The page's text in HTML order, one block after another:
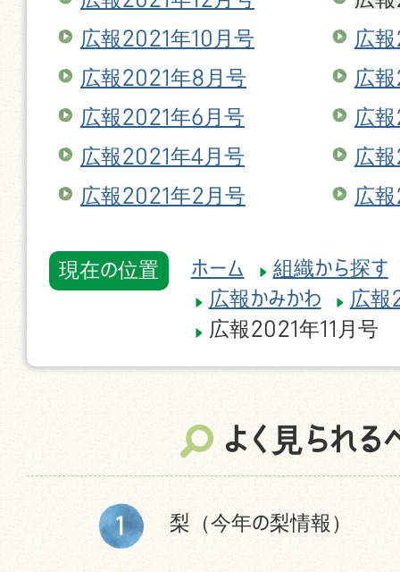
広報2021年10月号
広
広報2021年8月号
広
広報2021年6月号
広
広報2021年4月号
広
広報2021年2月号
広
現在の位置 ホーム
組織から探す
広報かみかわ
広報
広報2021年11月号
よく見られる
梨（今年の梨情報）